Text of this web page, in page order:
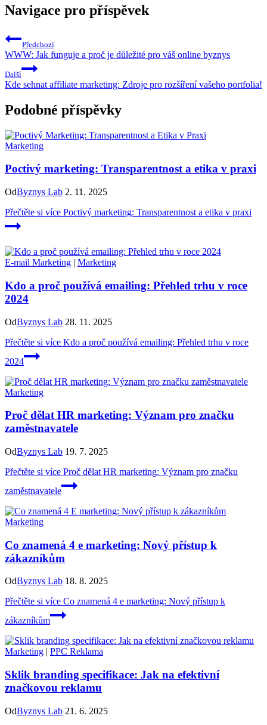
Navigace pro příspěvek
Předchozí
WWW: Jak funguje a proč je důležité pro váš online byznys
Další
Kde sehnat affiliate marketing: Zdroje pro rozšíření vašeho portfolia!
Podobné příspěvky
Marketing
Poctivý marketing: Transparentnost a etika v praxi
OdByznys Lab 2. 11. 2025
Přečtěte si více Poctivý marketing: Transparentnost a etika v praxi
E-mail Marketing | Marketing
Kdo a proč používá emailing: Přehled trhu v roce
2024
OdByznys Lab 28. 11. 2025
Přečtěte si více Kdo a proč používá emailing: Přehled trhu v roce
2024
Marketing
Proč dělat HR marketing: Význam pro značku
zaměstnavatele
OdByznys Lab 19. 7. 2025
Přečtěte si více Proč dělat HR marketing: Význam pro značku
zaměstnavatele
Marketing
Co znamená 4 e marketing: Nový přístup k
zákazníkům
OdByznys Lab 18. 8. 2025
Přečtěte si více Co znamená 4 e marketing: Nový přístup k
zákazníkům
Marketing | PPC Reklama
Sklik branding specifikace: Jak na efektivní
značkovou reklamu
OdByznys Lab 21. 6. 2025